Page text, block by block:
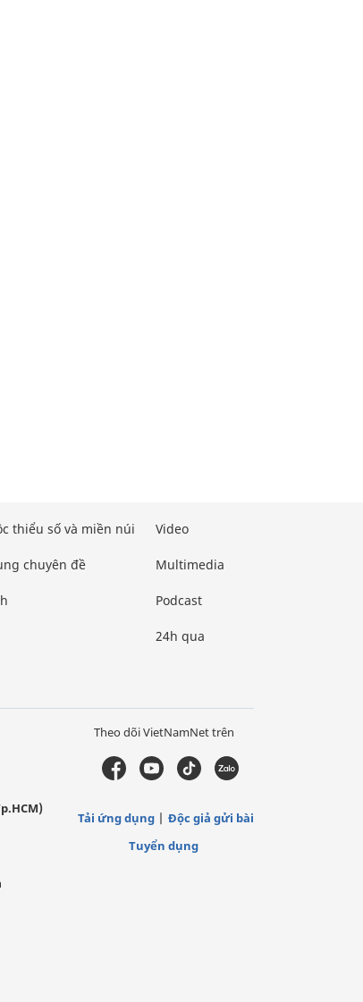
thiểu số và miền núi
chuyên đề
Video
Multimedia
Podcast
24h qua
Theo dõi VietNamNet trên
Tải ứng dụng
Độc giả gửi bài
Tuyển dụng